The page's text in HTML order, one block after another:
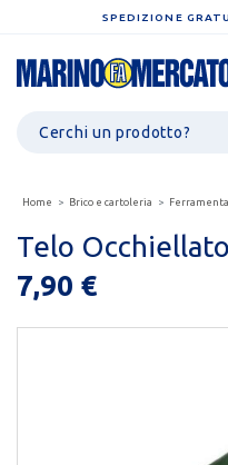
SPEDIZIONE
Home Brico e cartoleria Ferramenta
Telo
7,90 €